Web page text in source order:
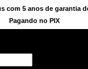
com 5 anos de garantia
Pagando no PIX